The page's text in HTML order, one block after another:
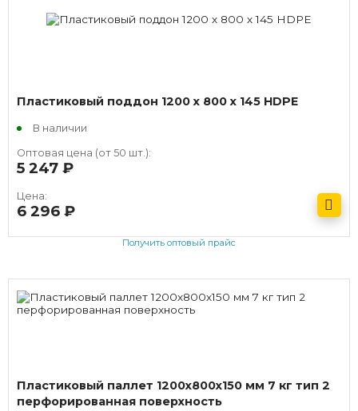
Пластиковый поддон 1200 х 800 х 145 HDPE
В наличии
Оптовая цена (от 50 шт.):
5 247
Цена:
6 296
Получить оптовый прайс
Пластиковый паллет 1200х800х150 мм 7 кг тип 2
перфорированная поверхность